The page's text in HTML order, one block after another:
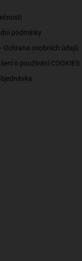
podmínky
- Ochrana osobních údajů
o používání COOKIES